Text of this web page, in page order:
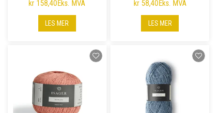
kr 158,40Eks. MVA
LES MER
kr 58,40Eks. MVA
LES MER